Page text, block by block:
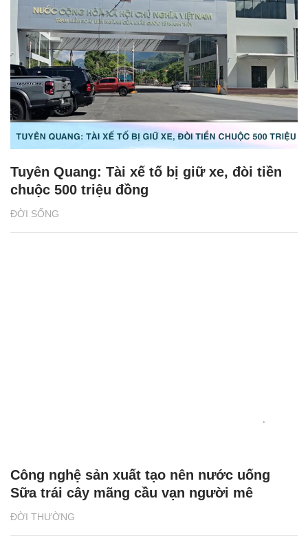
ĐỜI SỐNG
Tuyên Quang: Tài xế tố bị giữ xe, đòi tiền
chuộc 500 triệu đồng
ĐỜI THƯỜNG
Công nghệ sản xuất tạo nên nước uống
Sữa trái cây mãng cầu vạn người mê